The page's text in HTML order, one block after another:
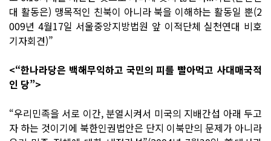
대 활동은) 맹목적인 친북이 아니라 북을 이해하는 활동일 뿐(2
009년 4월17일 서울중앙지방법원 앞 이적단체 실천연대 비호
기자회견)”
<“한나라당은 백해무익하고 국민의 피를 빨아먹고 사대매국적
인 당”>
“우리민족을 서로 이간, 분열시켜서 미국의 지배간섭 아래 두고
자 하는 것이기에 북한인권법안은 단지 이북만의 문제가 아니라